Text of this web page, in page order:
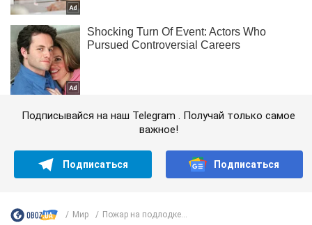
Подписывайся на наш Telegram . Получай только самое
важное!
Подписаться Подписаться
Мир Пожар на подлодке...